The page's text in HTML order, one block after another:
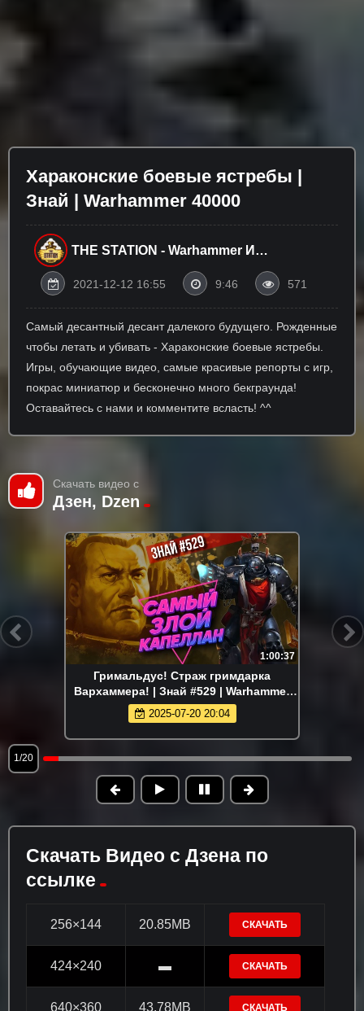
Хараконские боевые ястребы |
Знай | Warhammer 40000
THE STATION - Warhammer И
2021-12-12 16:55 9:46 571
Самый десантный десант далекого будущего. Рожденные
чтобы летать и убивать - Хараконские боевые ястребы.
Игры, обучающие видео, самые красивые репорты с игр,
покрас миниатюр и бесконечно много бекграунда!
Оставайтесь с нами и комментите всласть! ^^
Скачать видео с
Дзен, Dzen
1:00:37
Гримальдус! Страж гримдарка
Вархаммера! | Знай #529 | Warhammer
40000
2025-07-20 20:04
1/20
Скачать Видео с Дзена по
ссылке
256×144 20.85MB СКАЧАТЬ
424×240 ▬ СКАЧАТЬ
640×360 43.78MB СКАЧАТЬ